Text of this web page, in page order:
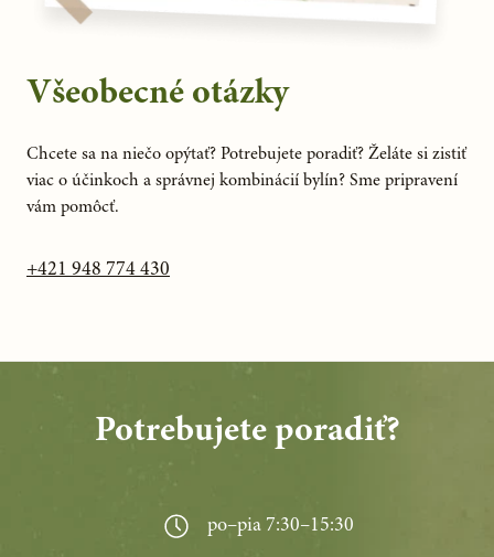
Všeobecné otázky
Chcete sa na niečo opýtať? Potrebujete poradiť? Želáte si zistiť
viac o účinkoch a správnej kombinácií bylín? Sme pripravení
vám pomôcť.
+421 948 774 430
Potrebujete poradiť?
po–pia 7:30–15:30